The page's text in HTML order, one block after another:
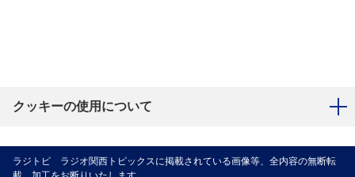
クッキーの使用について
ラジトピ ラジオ関西トピックスに掲載されている画像等、全内容の無断転